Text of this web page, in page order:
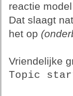
reactie
Dat slaagt
het op
Vriendelijke
Topic